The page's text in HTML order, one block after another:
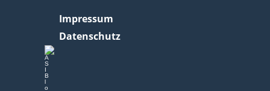
Impressum
Datenschutz